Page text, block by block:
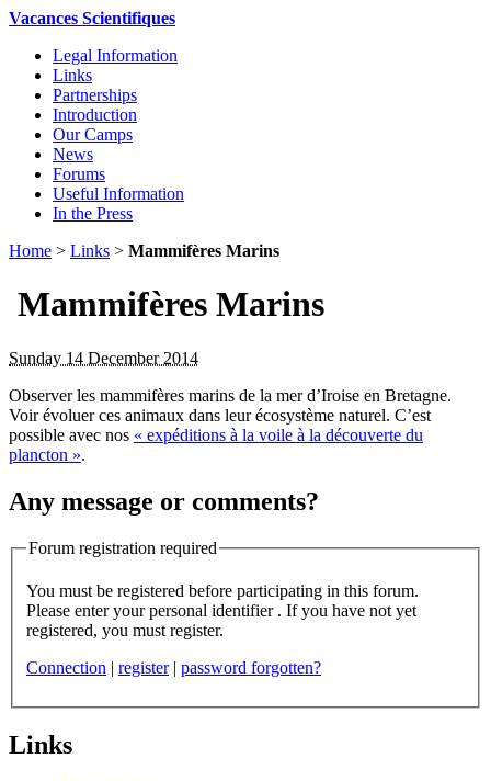
Vacances Scientifiques
Legal Information
Links
Partnerships
Introduction
Our Camps
News
Forums
Useful Information
In the Press
Home > Links > Mammifères Marins
Mammifères Marins
Sunday 14 December 2014
Observer les mammifères marins de la mer d’Iroise en Bretagne.
Voir évoluer ces animaux dans leur écosystème naturel. C’est
possible avec nos « expéditions à la voile à la découverte du
plancton ».
Any message or comments?
Forum registration required
You must be registered before participating in this forum.
Please enter your personal identifier . If you have not yet
registered, you must register.
Connection | register | password forgotten?
Links